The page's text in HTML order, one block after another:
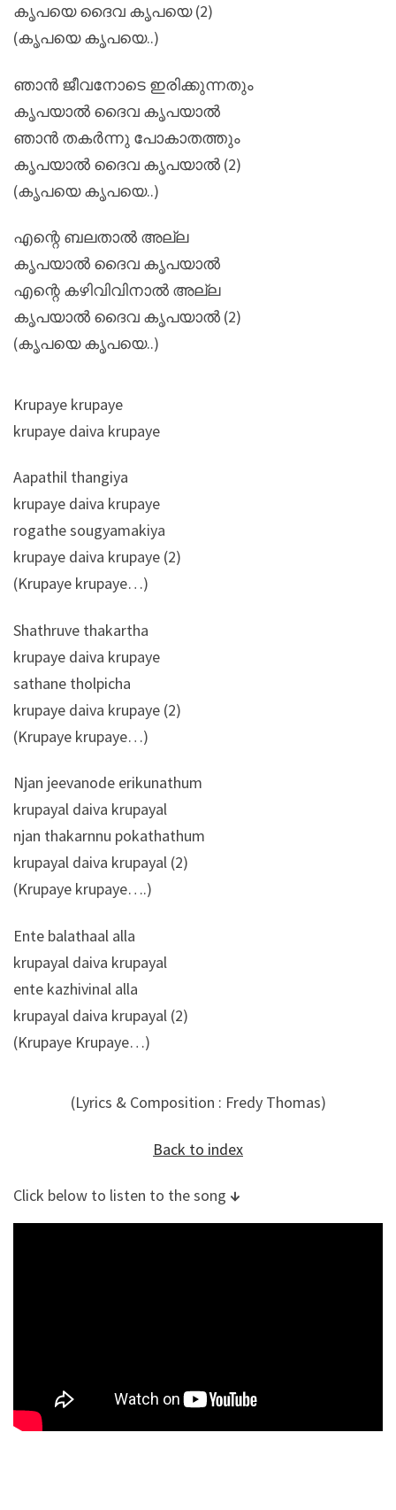
കൃപയെ ദൈവ കൃപയെ (2)
(കൃപയെ കൃപയെ..)
ഞാൻ ജീവനോടെ ഇരിക്കുന്നതും
കൃപയാൽ ദൈവ കൃപയാൽ
ഞാൻ തകർന്നു പോകാതത്തും
കൃപയാൽ ദൈവ കൃപയാൽ (2)
(കൃപയെ കൃപയെ..)
എന്റെ ബലതാൽ അല്ല
കൃപയാൽ ദൈവ കൃപയാൽ
എന്റെ കഴിവിവിനാൽ അല്ല
കൃപയാൽ ദൈവ കൃപയാൽ (2)
(കൃപയെ കൃപയെ..)
Krupaye krupaye
krupaye daiva krupaye
Aapathil thangiya
krupaye daiva krupaye
rogathe sougyamakiya
krupaye daiva krupaye (2)
(Krupaye krupaye…)
Shathruve thakartha
krupaye daiva krupaye
sathane tholpicha
krupaye daiva krupaye (2)
(Krupaye krupaye…)
Njan jeevanode erikunathum
krupayal daiva krupayal
njan thakarnnu pokathathum
krupayal daiva krupayal (2)
(Krupaye krupaye….)
Ente balathaal alla
krupayal daiva krupayal
ente kazhivinal alla
krupayal daiva krupayal (2)
(Krupaye Krupaye…)
(Lyrics & Composition : Fredy Thomas)
Back to index
Click below to listen to the song ↓